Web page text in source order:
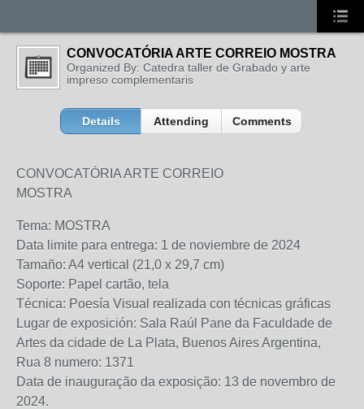
CONVOCATÓRIA ARTE CORREIO MOSTRA
Organized By: Catedra taller de Grabado y arte
impreso complementaris
Details Attending Comments
CONVOCATÓRIA ARTE CORREIO
MOSTRA
Tema: MOSTRA
Data limite para entrega: 1 de noviembre de 2024
Tamaño: A4 vertical (21,0 x 29,7 cm)
Soporte: Papel cartão, tela
Técnica: Poesía Visual realizada con técnicas gráficas
Lugar de exposición: Sala Raúl Pane da Faculdade de
Artes da cidade de La Plata, Buenos Aires Argentina,
Rua 8 numero: 1371
Data de inauguração da exposição: 13 de novembro de
2024.